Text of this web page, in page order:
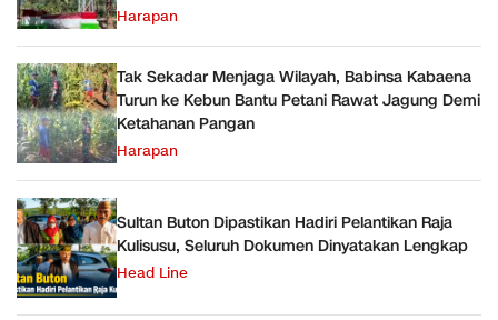
Harapan
Tak Sekadar Menjaga Wilayah, Babinsa Kabaena
Turun ke Kebun Bantu Petani Rawat Jagung Demi
Ketahanan Pangan
Harapan
Sultan Buton Dipastikan Hadiri Pelantikan Raja
Kulisusu, Seluruh Dokumen Dinyatakan Lengkap
Head Line